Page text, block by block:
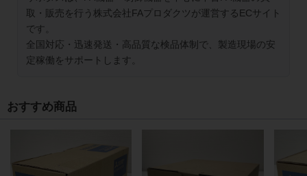
取・販売を行う株式会社FAプロダクツが運営するECサイト
です。
全国対応・迅速発送・高品質な検品体制で、製造現場の安
定稼働をサポートします。
おすすめ商品